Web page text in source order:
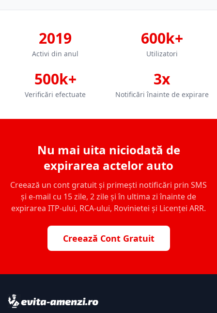
2019
Activi din anul
600k+
Utilizatori
500k+
Verificări efectuate
3x
Notificări înainte de expirare
Nu mai uita niciodată de
expirarea actelor auto
Creează un cont gratuit și primești notificări prin SMS
și e-mail cu 15 zile, 2 zile și în ultima zi înainte de
expirarea ITP-ului, RCA-ului, Rovinietei și Licenței ARR.
Creează Cont Gratuit